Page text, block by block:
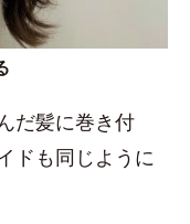
だ髪に巻き付
ドも同じように